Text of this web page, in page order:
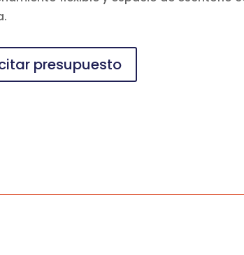
presupuesto